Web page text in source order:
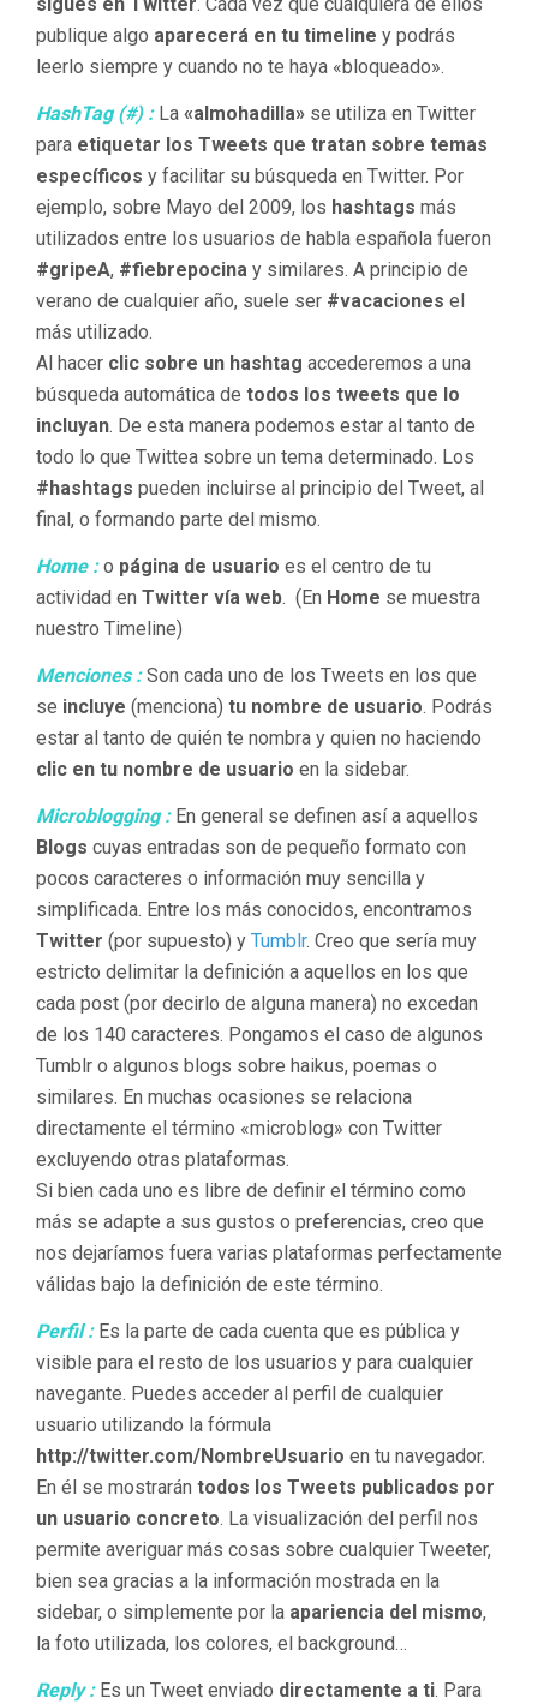
publique algo aparecerá en tu timeline y podrás
leerlo siempre y cuando no te haya «bloqueado».
HashTag (#) :La «almohadilla» se utiliza en Twitter
para etiquetar los Tweets que tratan sobre temas
específicos y facilitar su búsqueda en Twitter. Por
ejemplo, sobre Mayo del 2009, los hashtags más
utilizados entre los usuarios de habla española fueron
#gripeA, #fiebrepocina y similares. A principio de
verano de cualquier año, suele ser #vacaciones el
más utilizado.
Al hacer clic sobre un hashtag accederemos a una
búsqueda automática de todos los tweets que lo
incluyan. De esta manera podemos estar al tanto de
todo lo que Twittea sobre un tema determinado. Los
#hashtags pueden incluirse al principio del Tweet, al
final, o formando parte del mismo.
Home : o página de usuario es el centro de tu
actividad en Twitter vía web. (En Home se muestra
nuestro Timeline)
Menciones : Son cada uno de los Tweets en los que
se incluye (menciona) tu nombre de usuario. Podrás
estar al tanto de quién te nombra y quien no haciendo
clic en tu nombre de usuario en la sidebar.
Microblogging :En general se definen así a aquellos
Blogs cuyas entradas son de pequeño formato con
pocos caracteres o información muy sencilla y
simplificada. Entre los más conocidos, encontramos
Twitter (por supuesto) y Tumblr. Creo que sería muy
estricto delimitar la definición a aquellos en los que
cada post (por decirlo de alguna manera) no excedan
de los 140 caracteres. Pongamos el caso de algunos
Tumblr o algunos blogs sobre haikus, poemas o
similares. En muchas ocasiones se relaciona
directamente el término «microblog» con Twitter
excluyendo otras plataformas.
Si bien cada uno es libre de definir el término como
más se adapte a sus gustos o preferencias, creo que
nos dejaríamos fuera varias plataformas perfectamente
válidas bajo la definición de este término.
Perfil : Es la parte de cada cuenta que es pública y
visible para el resto de los usuarios y para cualquier
navegante. Puedes acceder al perfil de cualquier
usuario utilizando la fórmula
http://twitter.com/NombreUsuario en tu navegador.
En él se mostrarán todos los Tweets publicados por
un usuario concreto. La visualización del perfil nos
permite averiguar más cosas sobre cualquier Tweeter,
bien sea gracias a la información mostrada en la
sidebar, o simplemente por la apariencia del mismo,
la foto utilizada, los colores, el background…
Reply : Es un Tweet enviado directamente a ti. Para